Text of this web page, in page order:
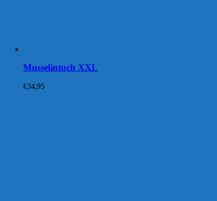
Musselintuch XXL
€34,95